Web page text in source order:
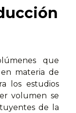
que
materia de
los estudios
volumen se
de la